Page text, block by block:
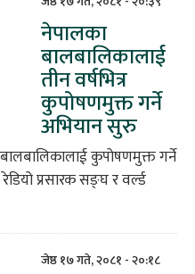
नेपालका
बालबालिकालाई
तीन वर्षभित्र
कुपोषणमुक्त गर्ने
अभियान सुरु
बालबालिकालाई कुपोषणमुक्त गर्ने
प्रसारक सङ्घ र वर्ल्ड
जेष्ठ १७ गते, २०८१ - २०:१८